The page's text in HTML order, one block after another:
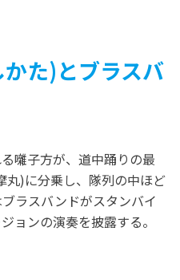
た)とブラスバ
囃子方が、道中踊りの最
丸)に分乗し、隊列の中ほど
ラスバンドがスタンバイ
ョンの演奏を披露する。